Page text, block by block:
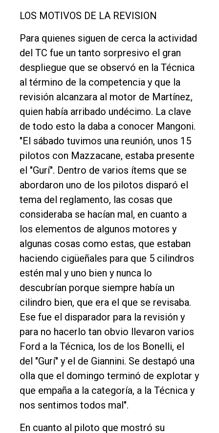
LOS MOTIVOS DE LA REVISION
Para quienes siguen de cerca la actividad
del TC fue un tanto sorpresivo el gran
despliegue que se observó en la Técnica
al término de la competencia y que la
revisión alcanzara al motor de Martínez,
quien había arribado undécimo. La clave
de todo esto la daba a conocer Mangoni.
"El sábado tuvimos una reunión, unos 15
pilotos con Mazzacane, estaba presente
el "Gurí". Dentro de varios ítems que se
abordaron uno de los pilotos disparó el
tema del reglamento, las cosas que
consideraba se hacían mal, en cuanto a
los elementos de algunos motores y
algunas cosas como estas, que estaban
haciendo cigüeñales para que 5 cilindros
estén mal y uno bien y nunca lo
descubrían porque siempre había un
cilindro bien, que era el que se revisaba.
Ese fue el disparador para la revisión y
para no hacerlo tan obvio llevaron varios
Ford a la Técnica, los de los Bonelli, el
del "Gurí" y el de Giannini. Se destapó una
olla que el domingo terminó de explotar y
que empaña a la categoría, a la Técnica y
nos sentimos todos mal".
En cuanto al piloto que mostró su